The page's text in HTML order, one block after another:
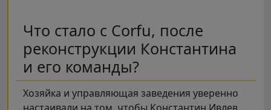
Что стало с Corfu, после
реконструкции Константина
и его команды?
Хозяйка и управляющая заведения уверенно